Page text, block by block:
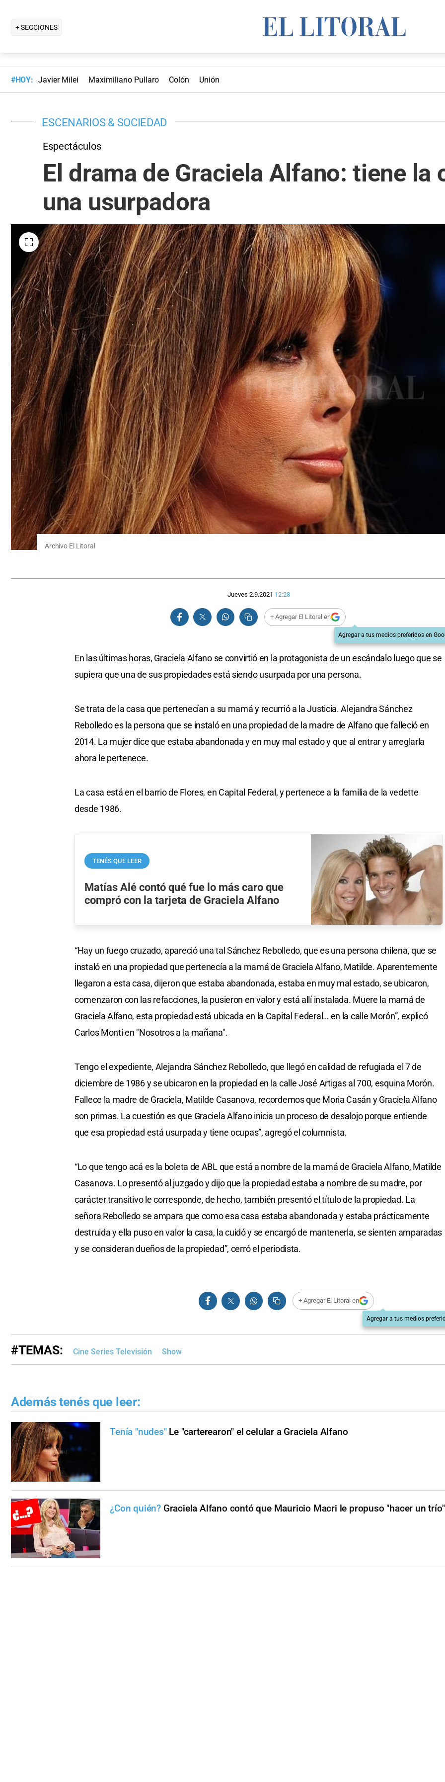
+ SECCIONES
#HOY: Javier Milei Maximiliano Pullaro Colón Unión
ESCENARIOS & SOCIEDAD
Espectáculos
El drama de Graciela Alfano: tiene la
una usurpadora
Archivo El Litoral
Jueves 2.9.2021 12:28
+ Agregar El Litoral en
Agregar a tus medios preferidos en
En las últimas horas, Graciela Alfano se convirtió en la protagonista de un escándalo luego que se
supiera que una de sus propiedades está siendo usurpada por una persona.
Se trata de la casa que pertenecían a su mamá y recurrió a la Justicia. Alejandra Sánchez
Rebolledo es la persona que se instaló en una propiedad de la madre de Alfano que falleció en
2014. La mujer dice que estaba abandonada y en muy mal estado y que al entrar y arreglarla
ahora le pertenece.
La casa está en el barrio de Flores, en Capital Federal, y pertenece a la familia de la vedette
desde 1986.
TENÉS QUE LEER
Matías Alé contó qué fue lo más caro que
compró con la tarjeta de Graciela Alfano
“Hay un fuego cruzado, apareció una tal Sánchez Rebolledo, que es una persona chilena, que se
instaló en una propiedad que pertenecía a la mamá de Graciela Alfano, Matilde. Aparentemente
llegaron a esta casa, dijeron que estaba abandonada, estaba en muy mal estado, se ubicaron,
comenzaron con las refacciones, la pusieron en valor y está allí instalada. Muere la mamá de
Graciela Alfano, esta propiedad está ubicada en la Capital Federal… en la calle Morón”, explicó
Carlos Monti en "Nosotros a la mañana".
Tengo el expediente, Alejandra Sánchez Rebolledo, que llegó en calidad de refugiada el 7 de
diciembre de 1986 y se ubicaron en la propiedad en la calle José Artigas al 700, esquina Morón.
Fallece la madre de Graciela, Matilde Casanova, recordemos que Moria Casán y Graciela Alfano
son primas. La cuestión es que Graciela Alfano inicia un proceso de desalojo porque entiende
que esa propiedad está usurpada y tiene ocupas”, agregó el columnista.
“Lo que tengo acá es la boleta de ABL que está a nombre de la mamá de Graciela Alfano, Matilde
Casanova. Lo presentó al juzgado y dijo que la propiedad estaba a nombre de su madre, por
carácter transitivo le corresponde, de hecho, también presentó el título de la propiedad. La
señora Rebolledo se ampara que como esa casa estaba abandonada y estaba prácticamente
destruida y ella puso en valor la casa, la cuidó y se encargó de mantenerla, se sienten amparadas
y se consideran dueños de la propiedad”, cerró el periodista.
+ Agregar El Litoral en
Agregar a tus medios
#TEMAS: Cine Series Televisión Show
Además tenés que leer:
Tenía "nudes" Le "carterearon" el celular a Graciela Alfano
¿Con quién? Graciela Alfano contó que Mauricio Macri le propuso "hacer un trío"